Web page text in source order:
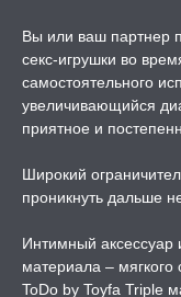
КАРТА
-50%, ТОВАР ЗА
ОБРАЗ
БОНДАЖ
Вы или ваш партнер
секс-игрушки во
самостоятельного
увеличивающийся
приятное и
Широкий
проникнуть дальше
Интимный аксессуар
материала – мягкого
ToDo by Toyfa Triple